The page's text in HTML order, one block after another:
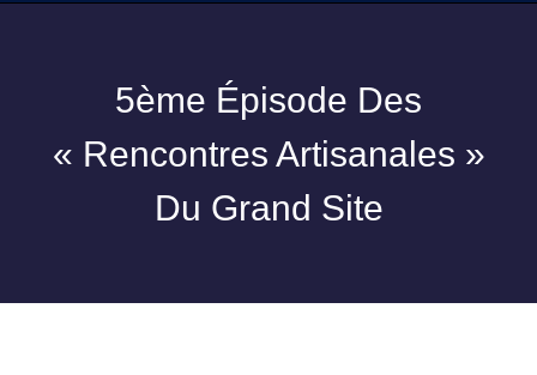
5ème Épisode Des
« Rencontres Artisanales »
Du Grand Site